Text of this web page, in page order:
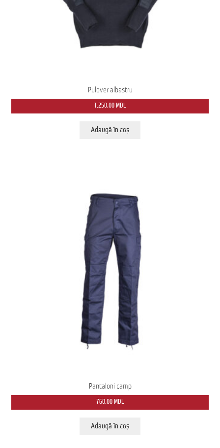
Pulover albastru
1.250,00 MDL
Adaugă în coș
Pantaloni camp
760,00 MDL
Adaugă în coș